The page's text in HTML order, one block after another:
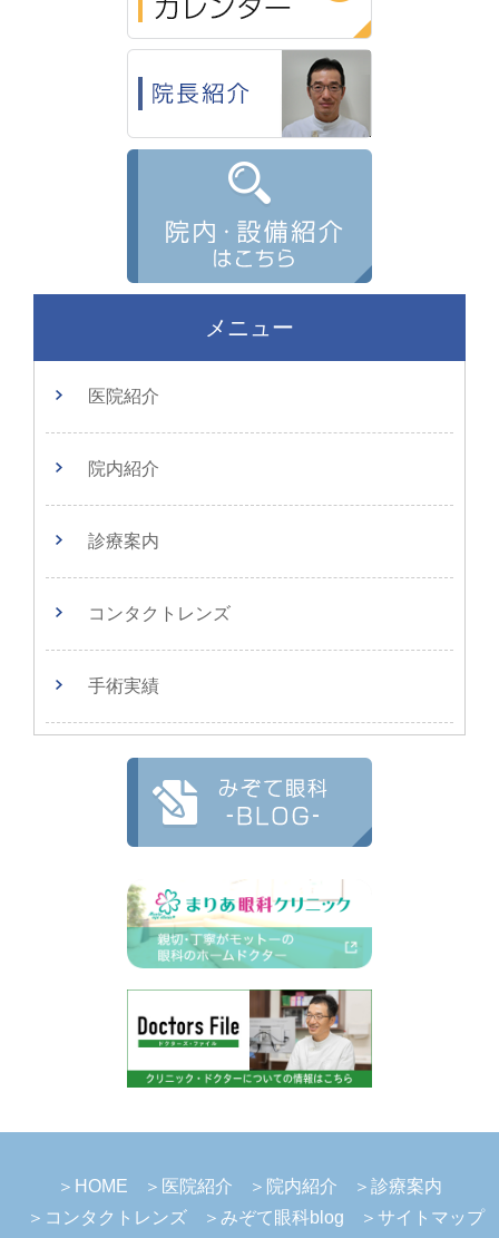
メニュー
医院紹介
院内紹介
診療案内
コンタクトレンズ
手術実績
＞HOME ＞医院紹介 ＞院内紹介
＞診療案内
＞コンタクトレンズ
＞みぞて眼科blog ＞サイトマップ